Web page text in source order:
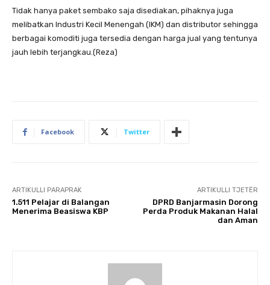
Tidak hanya paket sembako saja disediakan, pihaknya juga
melibatkan Industri Kecil Menengah (IKM) dan distributor sehingga
berbagai komoditi juga tersedia dengan harga jual yang tentunya
jauh lebih terjangkau.(Reza)
Facebook Twitter
ARTIKULLI PARAPRAK
1.511 Pelajar di Balangan
Menerima Beasiswa KBP
ARTIKULLI TJETËR
DPRD Banjarmasin Dorong
Perda Produk Makanan Halal
dan Aman